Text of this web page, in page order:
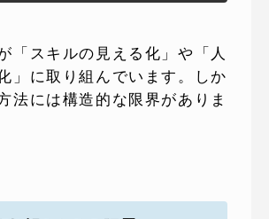
「スキルの見える化」や「人
」に取り組んでいます。しか
法には構造的な限界がありま